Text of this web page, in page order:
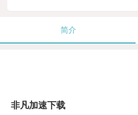
简介
非凡加速下载